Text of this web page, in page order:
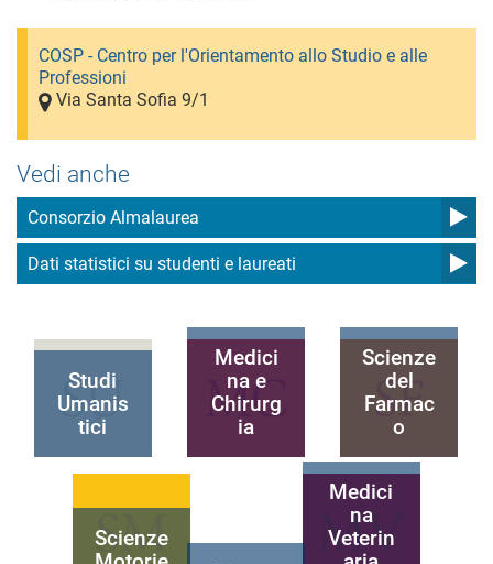
COSP - Centro per l'Orientamento allo Studio e alle
Professioni
Via Santa Sofia 9/1
Vedi anche
Consorzio Almalaurea
Dati statistici su studenti e laureati
Studi
Umanis
tici
Medici
na e
Chirurg
ia
Scienze
del
Farmac
o
Scienze
Medici
na
Veterin